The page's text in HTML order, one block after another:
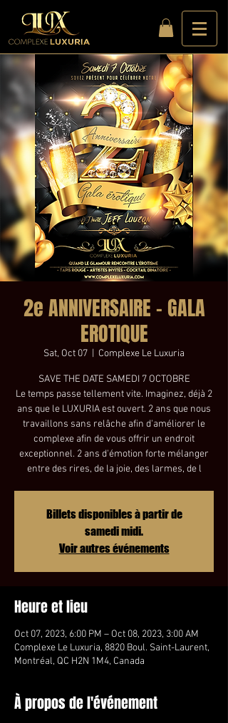
2e ANNIVERSAIRE - GALA
EROTIQUE
Sat, Oct 07 Complexe Le Luxuria
SAVE THE DATE SAMEDI 7 OCTOBRE
Le temps passe tellement vite. Imaginez, déjà 2
ans que le LUXURIA est ouvert. 2 ans que nous
travaillons sans relâche afin d'améliorer le
complexe afin de vous offrir un endroit
exceptionnel. 2 ans d'émotion forte mélanger
entre des rires, de la joie, des larmes, de l
Billets disponibles à partir de
samedi midi.
Voir autres événements
Heure et lieu
Oct 07, 2023, 6:00 PM – Oct 08, 2023, 3:00 AM
Complexe Le Luxuria, 8820 Boul. Saint-Laurent,
Montréal, QC H2N 1M4, Canada
À propos de l'événement